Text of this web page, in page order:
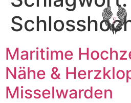
Maritime
Nähe &
Misselwarden